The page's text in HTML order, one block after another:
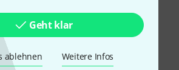
Geht klar
ablehnen Weitere Infos